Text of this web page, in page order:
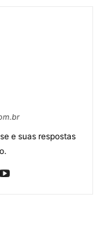
e suas respostas